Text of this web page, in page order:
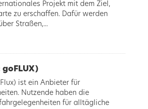
Projekt mit dem Ziel,
zu erschaffen. Dafür werden
Straßen,...
goFLUX)
ist ein Anbieter für
Nutzende haben die
für alltägliche